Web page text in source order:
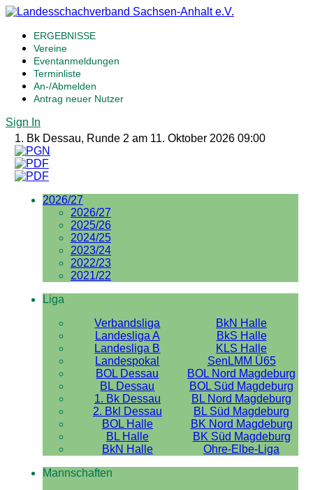
ERGEBNISSE
Vereine
Eventanmeldungen
Terminliste
An-/Abmelden
Antrag neuer Nutzer
Sign In
1. Bk Dessau, Runde 2 am 11. Oktober 2026 09:00
2026/27
2026/27
2025/26
2024/25
2023/24
2022/23
2021/22
Liga
Verbandsliga
BkN Halle
Landesliga A
BkS Halle
Landesliga B
KLS Halle
Landespokal
SenLMM Ü65
BOL Dessau
BOL Nord Magdeburg
BL Dessau
BOL Süd Magdeburg
1. Bk Dessau
BL Nord Magdeburg
2. Bkl Dessau
BL Süd Magdeburg
BOL Halle
BK Nord Magdeburg
BL Halle
BK Süd Magdeburg
BkN Halle
Ohre-Elbe-Liga
Mannschaften